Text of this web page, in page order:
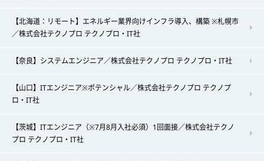
【北海道：リモート】エネルギー業界向けインフラ導入、構築 ※札幌市
／株式会社テクノプロ テクノプロ・IT社
【奈良】システムエンジニア／株式会社テクノプロ テクノプロ・IT社
【山口】ITエンジニア※ポテンシャル／株式会社テクノプロ テクノプ
ロ・IT社
【茨城】ITエンジニア（※7月8月入社必須）1回面接／株式会社テクノ
プロ テクノプロ・IT社